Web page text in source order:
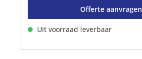
Offerte aanvragen
Uit voorraad leverbaar